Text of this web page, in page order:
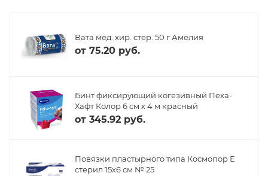
Вата мед. хир. стер. 50 г Амелия
от 75.20 руб.
Бинт фиксирующий когезивный Пеха-
Хафт Колор 6 см х 4 м красный
от 345.92 руб.
Повязки пластырного типа Космопор Е
стерил 15х6 см № 25